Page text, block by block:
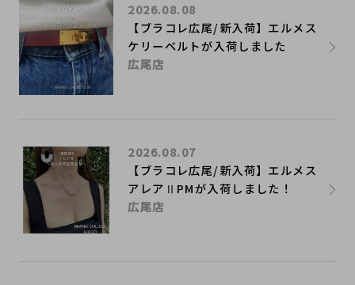
【ブラコレ広尾/新入荷】エルメス
ケリーベルトが入荷しました
2026.08.08
広尾店
【ブラコレ広尾/新入荷】エルメス
アレアⅡPMが入荷しました！
2026.08.07
広尾店